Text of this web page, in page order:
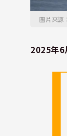
圖片來源
2025年6